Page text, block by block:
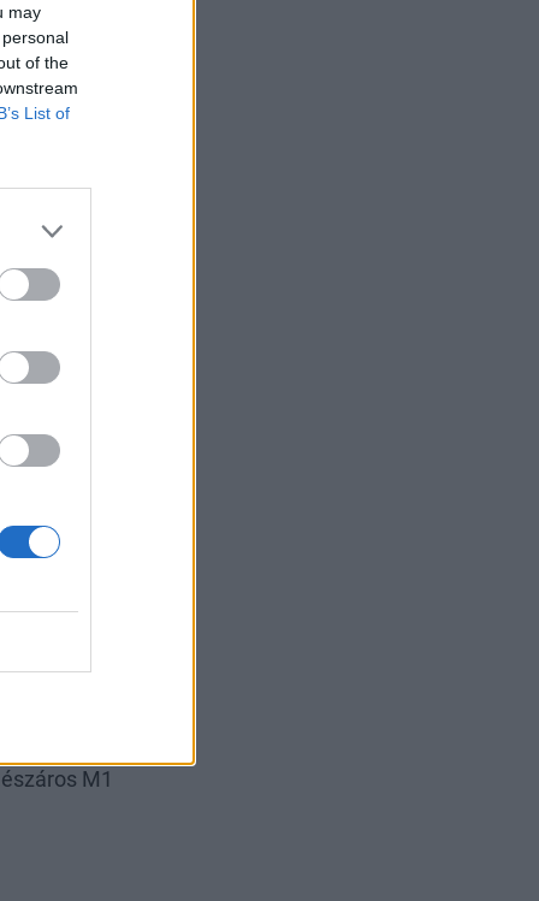
may
of the
List of
közvetlen
Viresolban
az
Mitra
kisebbségi
a Mészáros és
M1